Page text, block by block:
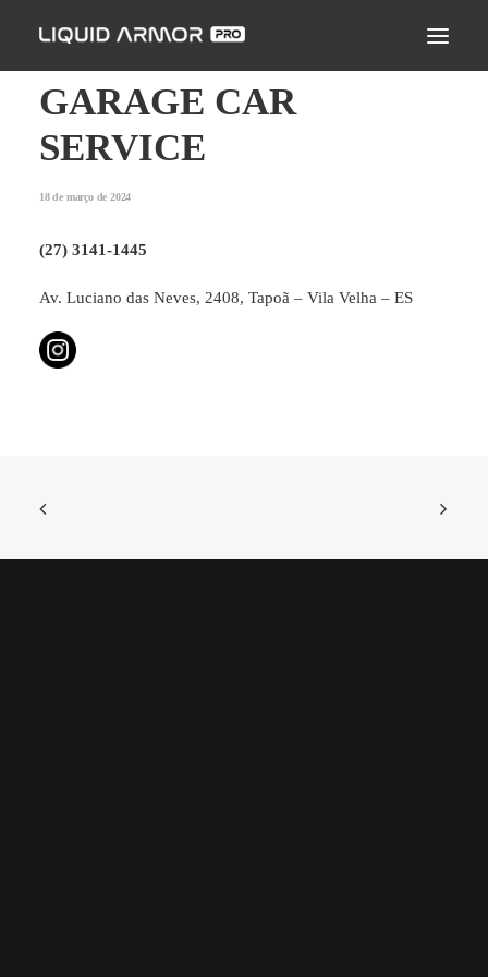
LIQUID ARMOR PRO
MODO DE APLICAÇÃO
ENCONTRE UM APLICADOR
PERGUNTAS FREQUENTES
GARAGE CAR
SERVICE
18 de março de 2024
(27) 3141-1445
Av. Luciano das Neves, 2408, Tapoã – Vila Velha – ES